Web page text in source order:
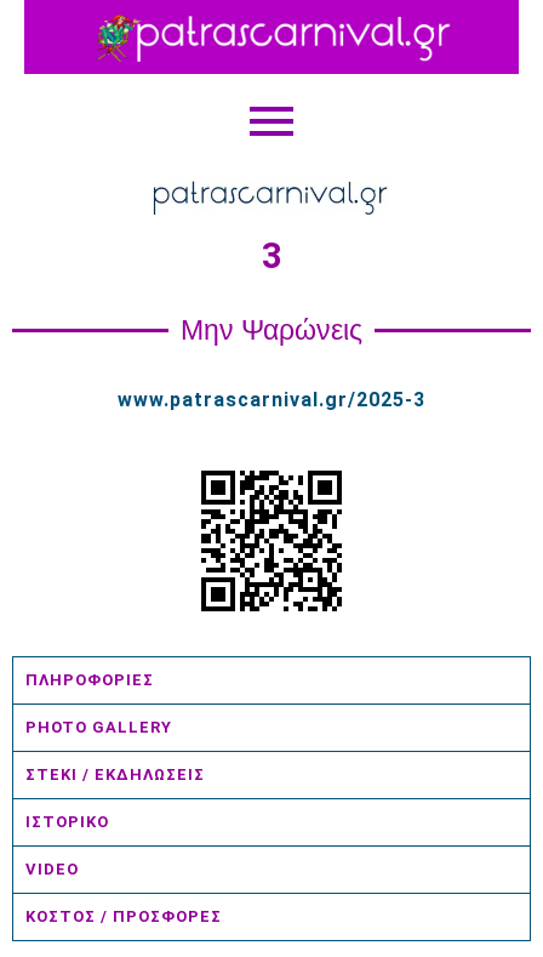
3
Μην Ψαρώνεις
www.patrascarnival.gr/2025-3
ΠΛΗΡΟΦΟΡΙΕΣ
PHOTO GALLERY
ΣΤΕΚΙ / ΕΚΔΗΛΩΣΕΙΣ
ΙΣΤΟΡΙΚΟ
VIDEO
ΚΟΣΤΟΣ / ΠΡΟΣΦΟΡΕΣ